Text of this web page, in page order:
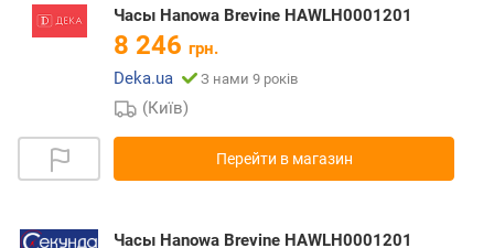
Часы Hanowa Brevine HAWLH0001201
8 246 грн.
Deka.ua
З нами 9 років
(Київ)
Перейти в магазин
Часы Hanowa Brevine HAWLH0001201